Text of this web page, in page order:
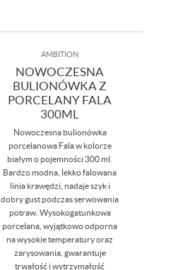
AMBITION
NOWOCZESNA
BULIONÓWKA Z
PORCELANY FALA
300ML
Nowoczesna bulionówka
porcelanowa Fala w kolorze
białym o pojemności 300 ml.
Bardzo modna, lekko falowana
linia krawędzi, nadaje szyk i
dobry gust podczas serwowania
potraw. Wysokogatunkowa
porcelana, wyjątkowo odporna
na wysokie temperatury oraz
zarysowania, gwarantuje
trwałość i wytrzymałość